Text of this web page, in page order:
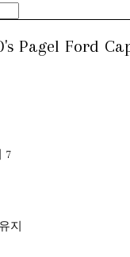
Pagel Ford
7
지